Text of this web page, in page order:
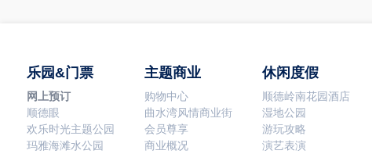
乐园&门票
网上预订
顺德眼
欢乐时光主题公园
玛雅海滩水公园
主题商业
购物中心
曲水湾风情商业街
会员尊享
商业概况
休闲度假
顺德岭南花园酒店
湿地公园
游玩攻略
演艺表演